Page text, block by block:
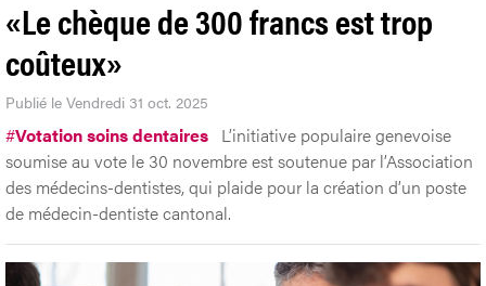
«Le chèque de 300 francs est trop
coûteux»
Publié le Vendredi 31 oct. 2025
#Votation soins dentaires L’initiative populaire genevoise
soumise au vote le 30 novembre est soutenue par l’Association
des médecins-dentistes, qui plaide pour la création d’un poste
de médecin-dentiste cantonal.